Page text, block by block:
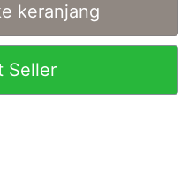
keranjang
Seller